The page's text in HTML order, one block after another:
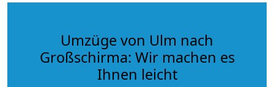
Umzüge von Ulm nach
Großschirma: Wir machen es
Ihnen leicht